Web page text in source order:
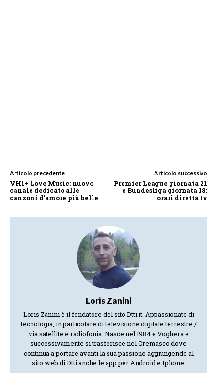
Articolo precedente
VH1+ Love Music: nuovo
canale dedicato alle
canzoni d’amore più belle
Articolo successivo
Premier League giornata 21
e Bundesliga giornata 18:
orari diretta tv
Loris Zanini
Loris Zanini è il fondatore del sito Dtti.it. Appassionato di
tecnologia, in particolare di televisione digitale terrestre /
via satellite e radiofonia. Nasce nel 1984 e Voghera e
successivamente si trasferisce nel Cremasco dove
continua a portare avanti la sua passione aggiungendo al
sito web di Dtti anche le app per Android e Iphone.